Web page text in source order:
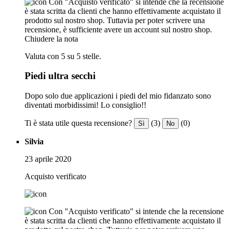
è stata scritta da clienti che hanno effettivamente acquistato il
prodotto sul nostro shop. Tuttavia per poter scrivere una
recensione, è sufficiente avere un account sul nostro shop.
Chiudere la nota
Valuta con 5 su 5 stelle.
Piedi ultra secchi
Dopo solo due applicazioni i piedi del mio fidanzato sono
diventati morbidissimi! Lo consiglio!!
Ti è stata utile questa recensione? Sì (3) No (0)
Silvia
23 aprile 2020
Acquisto verificato
Con "Acquisto verificato" si intende che la recensione
è stata scritta da clienti che hanno effettivamente acquistato il